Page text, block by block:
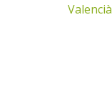
Valencià